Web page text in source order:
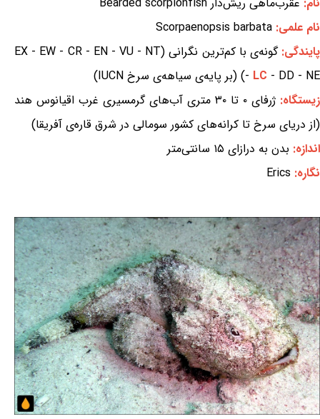
نام علمی: Scorpaenopsis barbata
پایندگی:
گونه‌ی با کم‌ترین نگرانی (EX - EW - CR - EN - VU - NT
- LC - DD - NE) (بر پایه‌ی سیاهه‌ی سرخ IUCN)
زیستگاه:
ژرفای ۰ تا ۳۰ متری آب‌های گرمسیری غرب اقیانوس هند
(از دریای سرخ تا کرانه‌های کشور سومالی در شرق قاره‌ی آفریقا)
اندازه: بدن به درازای ۱۵ سانتی‌متر
نگاره: Erics